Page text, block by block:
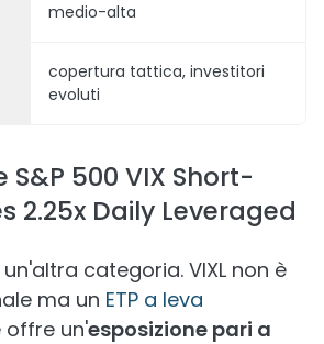
medio-alta
copertura tattica, investitori
evoluti
S&P 500 VIX Short-
2.25x Daily Leveraged
categoria. VIXL non è
ma un ETP a leva
offre un'esposizione pari a